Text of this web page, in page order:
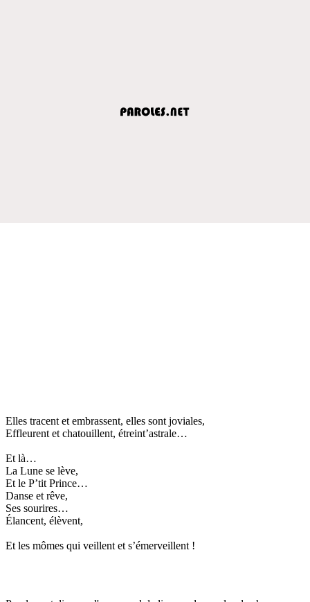
Elles tracent et embrassent, elles sont joviales,
Effleurent et chatouillent, étreint’astrale…
Et là…
La Lune se lève,
Et le P’tit Prince…
Danse et rêve,
Ses sourires…
Élancent, élèvent,
Et les mômes qui veillent et s’émerveillent !